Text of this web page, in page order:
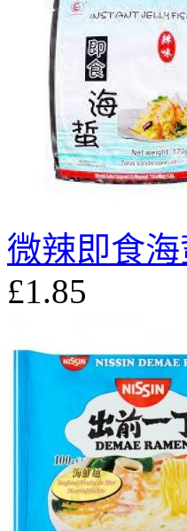
微辣即食海
£1.85